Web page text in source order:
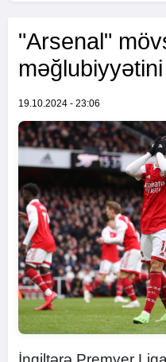
"Arsenal"
məğlubiyyətini
19.10.2024 - 23:06